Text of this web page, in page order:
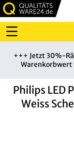
+++ Jetzt 30%-
Warenkorbwert
Philips LED
Weiss